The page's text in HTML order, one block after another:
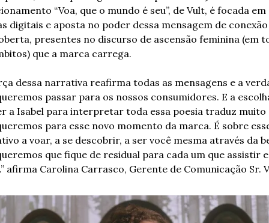
“Voa, que o mundo é seu”, de Vult, é focada em
digitais e aposta no poder dessa mensagem de conexão
presentes no discurso de ascensão feminina (em
que a marca carrega.
dessa narrativa reafirma todas as mensagens e a
passar para os nossos consumidores. E a
a Isabel para interpretar toda essa poesia traduz muito
para esse novo momento da marca. É sobre
a voar, a se descobrir, a ser você mesma através da
que fique de residual para cada um que assistir
afirma Carolina Carrasco, Gerente de Comunicação Sr.